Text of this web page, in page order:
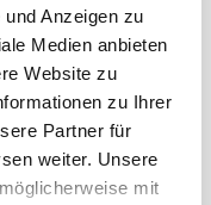
Anzeigen zu
Medien anbieten
Website zu
zu Ihrer
Partner für
weiter. Unsere
mit